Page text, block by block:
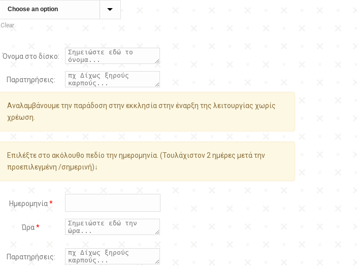
Clear
Όνομα στο δίσκο:
Παρατηρήσεις:
Αναλαμβάνουμε την παράδοση στην εκκλησία στην έναρξη της λειτουργίας χωρίς
χρέωση.
Επιλέξτε στο ακόλουθο πεδίο την ημερομηνία. (Τουλάχιστον 2 ημέρες μετά την
προεπιλεγμένη /σημερινή)↓
Ημερομηνία*
Ώρα*
Παρατηρήσεις: